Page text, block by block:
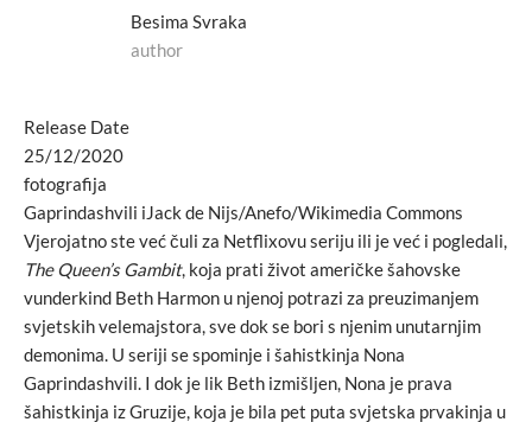
Besima Svraka
author
Release Date
25/12/2020
fotografija
Gaprindashvili iJack de Nijs/Anefo/Wikimedia Commons
Vjerojatno ste već čuli za Netflixovu seriju ili je već i pogledali,
The Queen’s Gambit, koja prati život američke šahovske
vunderkind Beth Harmon u njenoj potrazi za preuzimanjem
svjetskih velemajstora, sve dok se bori s njenim unutarnjim
demonima. U seriji se spominje i šahistkinja Nona
Gaprindashvili. I dok je lik Beth izmišljen, Nona je prava
šahistkinja iz Gruzije, koja je bila pet puta svjetska prvakinja u